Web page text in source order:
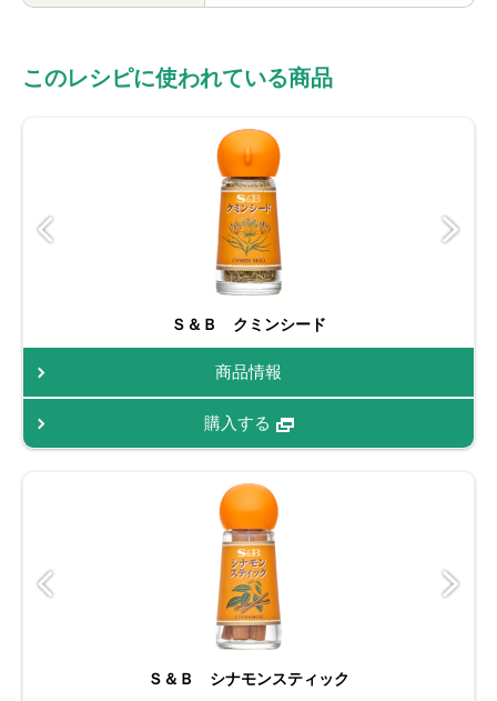
このレシピに使われている商品
Ｓ＆Ｂ クミンシード
商品情報
購入する
Ｓ＆Ｂ シナモンスティック